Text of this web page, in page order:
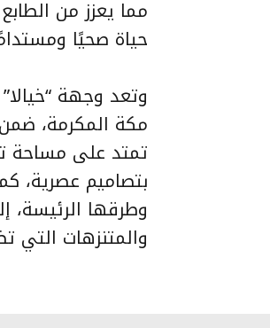
مما يعزز من
حياة صحيًا
وتعد وجهة
مكة المكرمة،
بتصاميم عصرية،
وطرقها الرئيسة،
والمتنزهات التي